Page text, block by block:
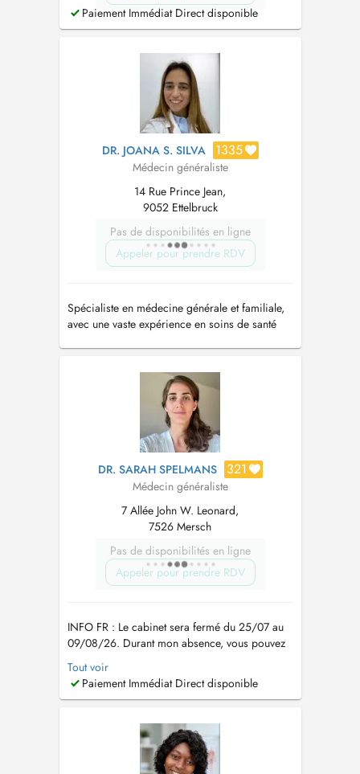
Paiement Immédiat Direct disponible
DR. JOANA S. SILVA 1335
Médecin généraliste
14 Rue Prince Jean,
9052 Ettelbruck
Pas de disponibilités en ligne
Appeler pour prendre RDV
Spécialiste en médecine générale et familiale,
avec une vaste expérience en soins de santé
DR. SARAH SPELMANS 321
Médecin généraliste
7 Allée John W. Leonard,
7526 Mersch
Pas de disponibilités en ligne
Appeler pour prendre RDV
INFO FR : Le cabinet sera fermé du 25/07 au
09/08/26. Durant mon absence, vous pouvez
faire appel : --> la semaine du 27 juillet : au Dr
Tsakou Julie, également disponible via Doctena.
--> la semaine du 3 aout : à la maison médicale
Tout voir
Paiement Immédiat Direct disponible